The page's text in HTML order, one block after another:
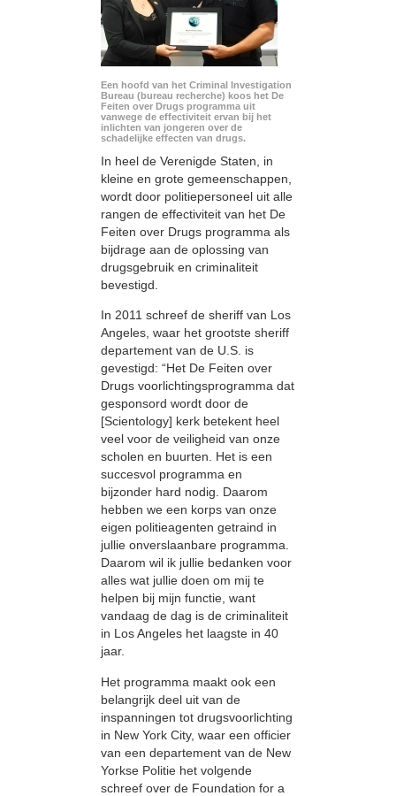
Een hoofd van het Criminal Investigation
Bureau (bureau recherche) koos het De
Feiten over Drugs programma uit
vanwege de effectiviteit ervan bij het
inlichten van jongeren over de
schadelijke effecten van drugs.
In heel de Verenigde Staten, in
kleine en grote gemeenschappen,
wordt door politiepersoneel uit alle
rangen de effectiviteit van het De
Feiten over Drugs programma als
bijdrage aan de oplossing van
drugsgebruik en criminaliteit
bevestigd.
In 2011 schreef de sheriff van Los
Angeles, waar het grootste sheriff
departement van de U.S. is
gevestigd: “Het De Feiten over
Drugs voorlichtingsprogramma dat
gesponsord wordt door de
[Scientology] kerk betekent heel
veel voor de veiligheid van onze
scholen en buurten. Het is een
succesvol programma en
bijzonder hard nodig. Daarom
hebben we een korps van onze
eigen politieagenten getraind in
jullie onverslaanbare programma.
Daarom wil ik jullie bedanken voor
alles wat jullie doen om mij te
helpen bij mijn functie, want
vandaag de dag is de criminaliteit
in Los Angeles het laagste in 40
jaar.
Het programma maakt ook een
belangrijk deel uit van de
inspanningen tot drugsvoorlichting
in New York City, waar een officier
van een departement van de New
Yorkse Politie het volgende
schreef over de Foundation for a